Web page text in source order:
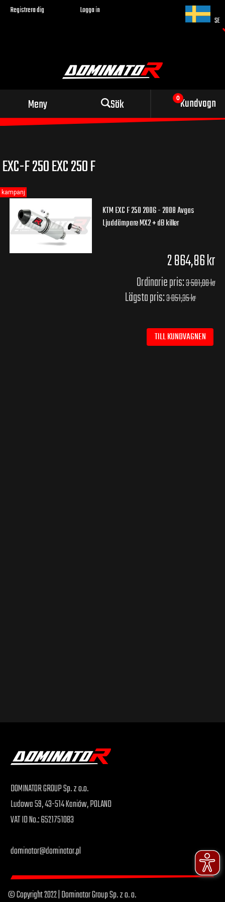
Registrera dig
Logga in
SE
Meny Sök Kundvagn
Sportigt avgassystem
för din motorcykel
EXC-F 250 EXC 250 F
KTM EXC F 250 2006 - 2008 Avgas
Ljuddämpare MX2 + dB killer
2 864,86 kr
Ordinarie pris:3 581,08 kr
Lägsta pris:3 051,35 kr
TILL KUNDVAGNEN
kampanj
DOMINATOR GROUP Sp. z o.o.
Ludowa 59, 43-514 Kaniów, POLAND
VAT ID No.: 6521751083
dominator@dominator.pl
© Copyright 2022 | Dominator Group Sp. z o. o.